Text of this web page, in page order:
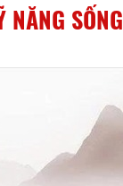
NĂNG SỐNG